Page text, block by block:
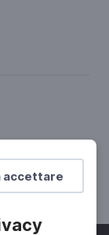
accettare